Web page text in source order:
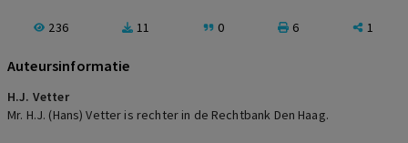
236 11 0 6 1
Auteursinformatie
H.J. Vetter
Mr. H.J. (Hans) Vetter is rechter in de Rechtbank Den Haag.